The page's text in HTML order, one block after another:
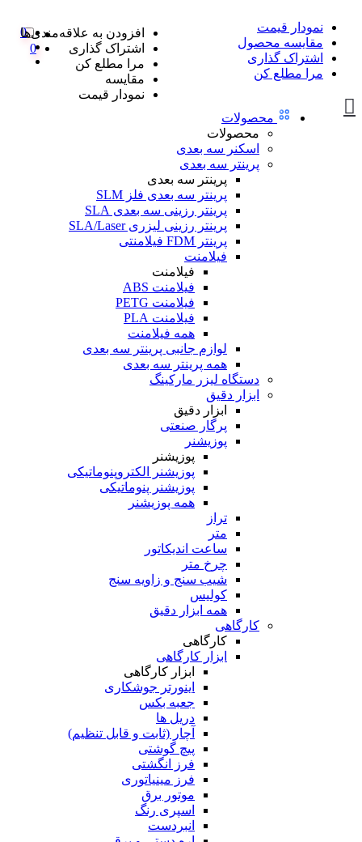
نمودار قیمت
مقایسه محصول
اشتراک گذاری
مرا مطلع کن
0
0
محصولات
محصولات
اسکنر سه بعدی
پرینتر سه بعدی
پرینتر سه بعدی
پرینتر سه بعدی فلز SLM
پرینتر رزینی سه بعدی SLA
پرینتر رزینی لیزری SLA/Laser
پرینتر FDM فیلامنتی
فیلامنت
فیلامنت
فیلامنت ABS
فیلامنت PETG
فیلامنت PLA
همه فیلامنت
لوازم جانبی پرینتر سه بعدی
همه پرینتر سه بعدی
دستگاه لیزر مارکینگ
ابزار دقیق
ابزار دقیق
پرگار صنعتی
پوزیشنر
پوزیشنر
پوزیشنر الکتروپنوماتیکی
پوزیشنر پنوماتیکی
همه پوزیشنر
تراز
متر
ساعت اندیکاتور
چرخ متر
شیب سنج و زاویه سنج
کولیس
همه ابزار دقیق
کارگاهی
کارگاهی
ابزار کارگاهی
ابزار کارگاهی
اینورتر جوشکاری
جعبه بکس
دریل ها
آچار (ثابت و قابل تنظیم)
پیچ گوشتی
فرز انگشتی
فرز مینیاتوری
موتور برق
اسپری رنگ
انبردست
افزودن به علاقه‌مندی‌ها
اشتراک گذاری
مرا مطلع کن
مقایسه
نمودار قیمت